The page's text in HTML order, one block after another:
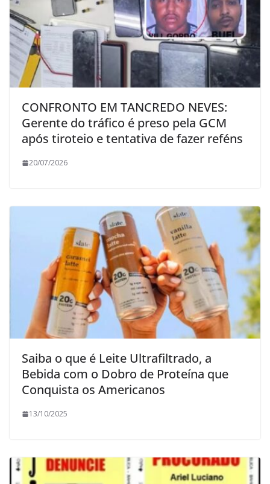
CONFRONTO EM TANCREDO NEVES:
Gerente do tráfico é preso pela GCM
após tiroteio e tentativa de fazer reféns
20/07/2026
Saiba o que é Leite Ultrafiltrado, a
Bebida com o Dobro de Proteína que
Conquista os Americanos
13/10/2025